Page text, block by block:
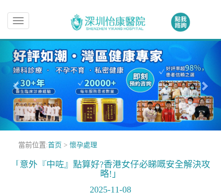
Toggle
navigation
當前位置:首页 > 懷孕處理
「意外『中咗』點算好?香港女仔必睇嘅安全解決攻
略!」
2025-11-08